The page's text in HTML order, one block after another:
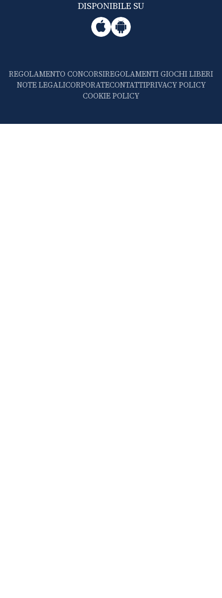
DISPONIBILE SU
REGOLAMENTO CONCORSIREGOLAMENTI GIOCHI LIBERI
NOTE LEGALICORPORATECONTATTIPRIVACY POLICY
COOKIE POLICY